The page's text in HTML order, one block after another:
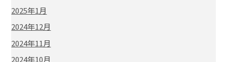
2025年1月
2024年12月
2024年11月
2024年10月